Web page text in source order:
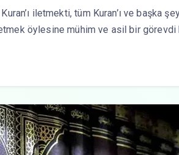
iletmekti, tüm Kuran’ı ve başka
öylesine mühim ve asil bir görevdi